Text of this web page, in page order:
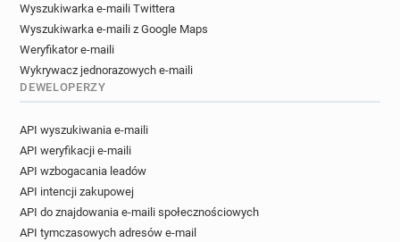
Wyszukiwarka e-maili Twittera
Wyszukiwarka e-maili z Google Maps
Weryfikator e-maili
Wykrywacz jednorazowych e-maili
DEWELOPERZY
API wyszukiwania e-maili
API weryfikacji e-maili
API wzbogacania leadów
API intencji zakupowej
API do znajdowania e-maili społecznościowych
API tymczasowych adresów e-mail